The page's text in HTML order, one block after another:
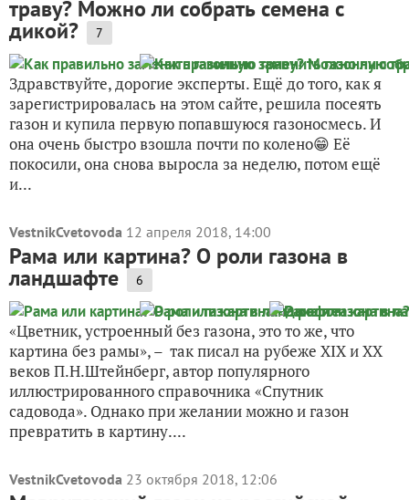
траву? Можно ли собрать семена с
дикой? 7
Здравствуйте, дорогие эксперты. Ещё до того, как я
зарегистрировалась на этом сайте, решила посеять
газон и купила первую попавшуюся газоносмесь. И
она очень быстро взошла почти по колено😁 Её
покосили, она снова выросла за неделю, потом ещё
и...
VestnikCvetovoda 12 апреля 2018, 14:00
Рама или картина? О роли газона в
ландшафте 6
«Цветник, устроенный без газона, это то же, что
картина без рамы», – так писал на рубеже XIX и XX
веков П.Н.Штейнберг, автор популярного
иллюстрированного справочника «Спутник
садовода». Однако при желании можно и газон
превратить в картину....
VestnikCvetovoda 23 октября 2018, 12:06